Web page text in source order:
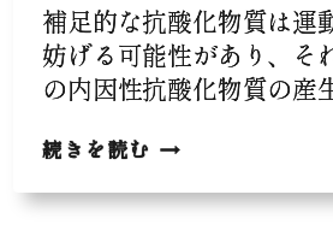
補足的な抗酸化物質は運
妨げる可能性があり、そ
の内因性抗酸化物質の産
続きを読む 抗
化